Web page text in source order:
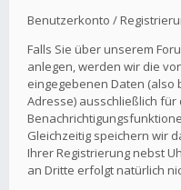
Benutzerkonto /
Falls Sie über unserem
anlegen, werden wir die
eingegebenen Daten (also
Adresse) ausschließlich
Gleichzeitig speichern wir
Ihrer Registrierung nebst
an Dritte erfolgt natürlich